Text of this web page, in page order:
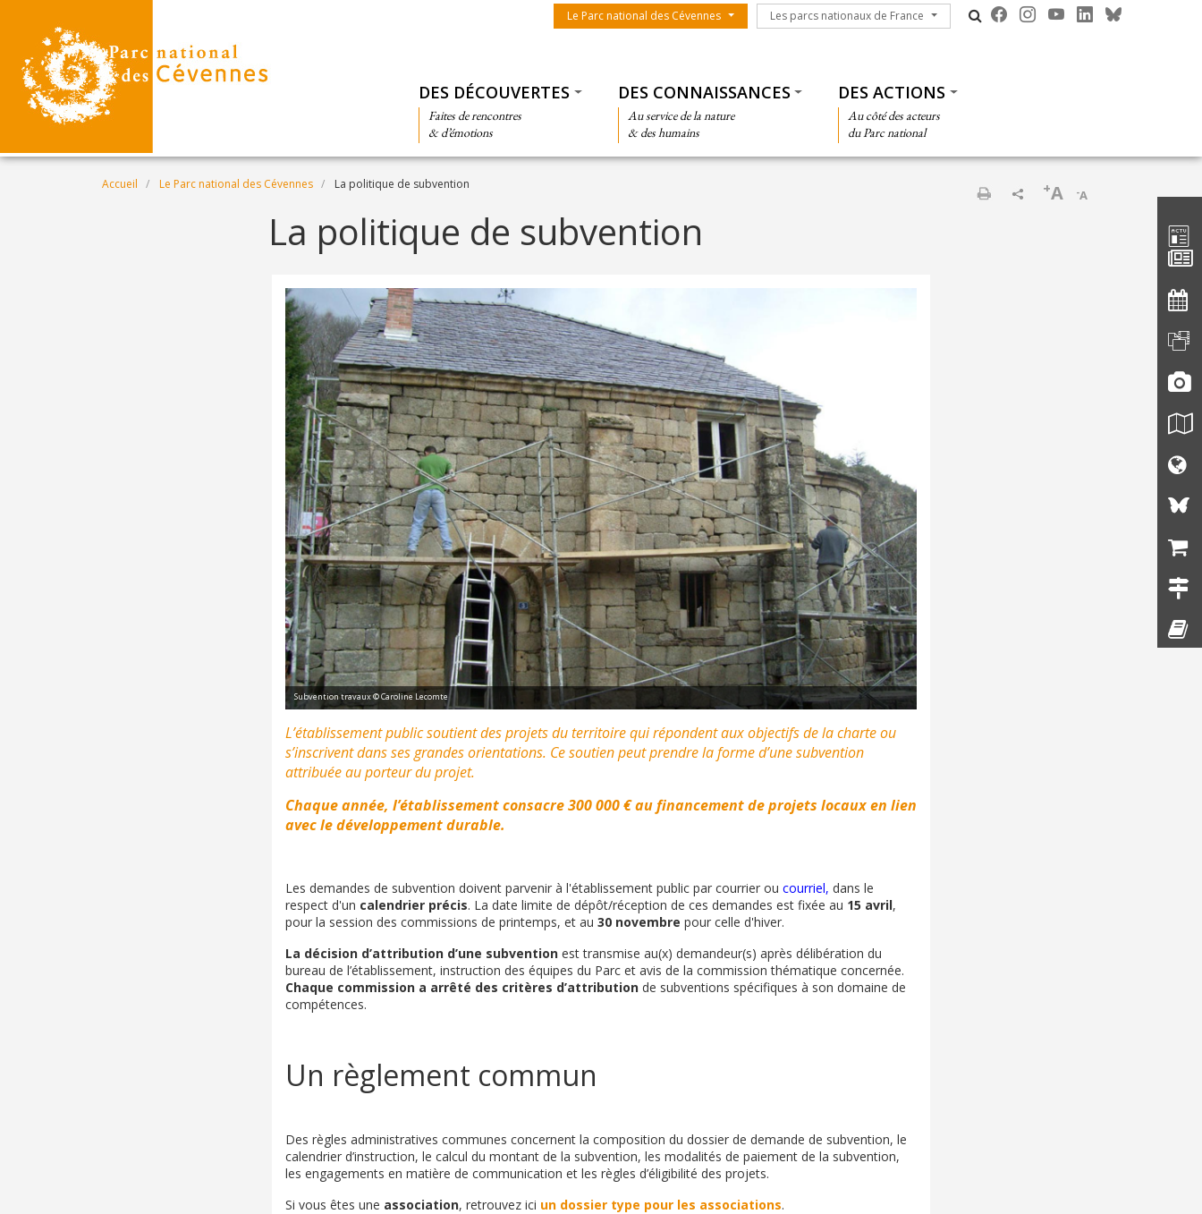
Menu du parc
Le Parc national des Cévennes Les parcs nationaux de France
Les parcs nationaux de France
DES DÉCOUVERTES
Faites de rencontres
& d’émotions
DES CONNAISSANCES
Au service de la nature
& des humains
DES ACTIONS
Au côté des acteurs
du Parc national
Fil d'Ariane
Accueil Le Parc national des Cévennes La politique de subvention
-A
+A
La politique de subvention
Subvention travaux © Caroline Lecomte
L’établissement public soutient des projets du territoire qui répondent aux objectifs de la charte ou
s’inscrivent dans ses grandes orientations. Ce soutien peut prendre la forme d’une subvention
attribuée au porteur du projet.
Chaque année, l’établissement consacre 300 000 € au financement de projets locaux en lien
avec le développement durable.
Les demandes de subvention doivent parvenir à l'établissement public par courrier ou courriel, dans le
respect d'un calendrier précis. La date limite de dépôt/réception de ces demandes est fixée au 15 avril,
pour la session des commissions de printemps, et au 30 novembre pour celle d'hiver.
La décision d’attribution d’une subvention est transmise au(x) demandeur(s) après délibération du
bureau de l’établissement, instruction des équipes du Parc et avis de la commission thématique concernée.
Chaque commission a arrêté des critères d’attribution de subventions spécifiques à son domaine de
compétences.
Un règlement commun
Des règles administratives communes concernent la composition du dossier de demande de subvention, le
calendrier d’instruction, le calcul du montant de la subvention, les modalités de paiement de la subvention,
les engagements en matière de communication et les règles d’éligibilité des projets.
Si vous êtes une association, retrouvez ici un dossier type pour les associations.